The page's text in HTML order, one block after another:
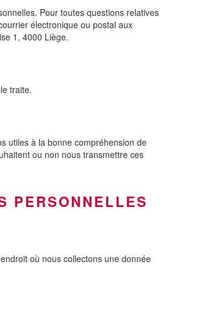
Pour toutes questions relatives
électronique ou postal aux
1, 4000 Liège.
traite.
utiles à la bonne compréhension de
ou non nous transmettre ces
PERSONNELLES
où nous collectons une donnée